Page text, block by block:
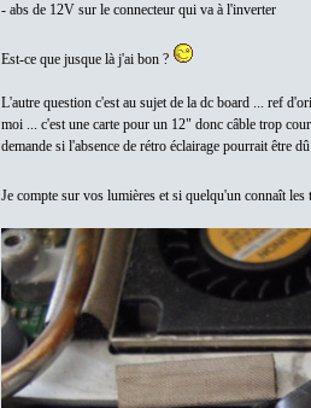
- abs de 12V sur le connecteur qui va à l'inverter
Est-ce que jusque là j'ai bon ?
L'autre question c'est au sujet de la dc board ... ref
moi ... c'est une carte pour un 12" donc câble trop
demande si l'absence de rétro éclairage pourrait être
Je compte sur vos lumières et si quelqu'un connaît